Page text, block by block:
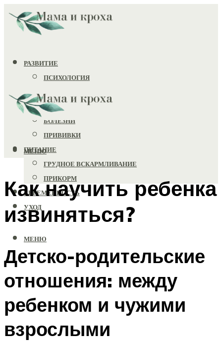
РАЗВИТИЕ
ПСИХОЛОГИЯ
ИГРУШКИ
ЗДОРОВЬЕ
БОЛЕЗНИ
ПРИВИВКИ
ПИТАНИЕ
ГРУДНОЕ ВСКАРМЛИВАНИЕ
ПРИКОРМ
БЕРЕМЕННОСТЬ
УХОД
МЕНЮ
МЕНЮ
Как научить ребенка
извиняться?
Детско-родительские
отношения: между
ребенком и чужими
взрослыми